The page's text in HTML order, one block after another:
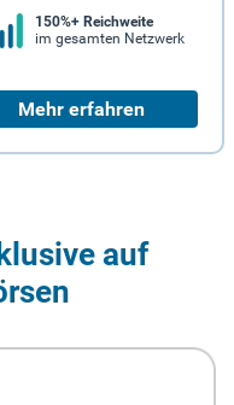
150%+ Reichweite
im gesamten Netzwerk
Mehr erfahren
auf